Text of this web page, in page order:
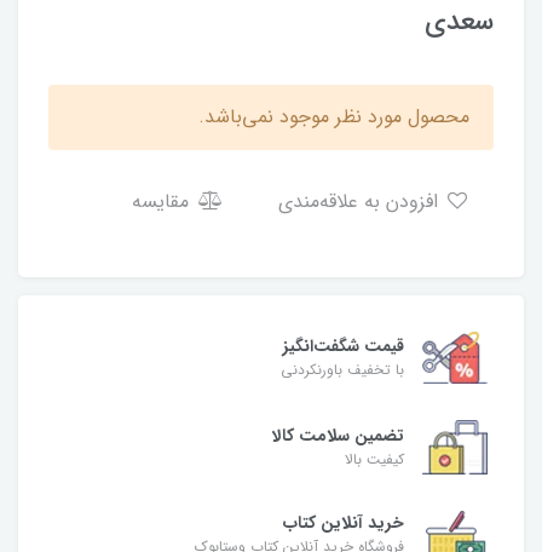
سعدی
محصول مورد نظر موجود نمی‌باشد.
مقایسه
قیمت شگفت‌انگیز
با تخفیف باورنکردنی
تضمین سلامت کالا
کیفیت بالا
خرید آنلاین کتاب
فروشگاه خرید آنلاین کتاب وستابوک